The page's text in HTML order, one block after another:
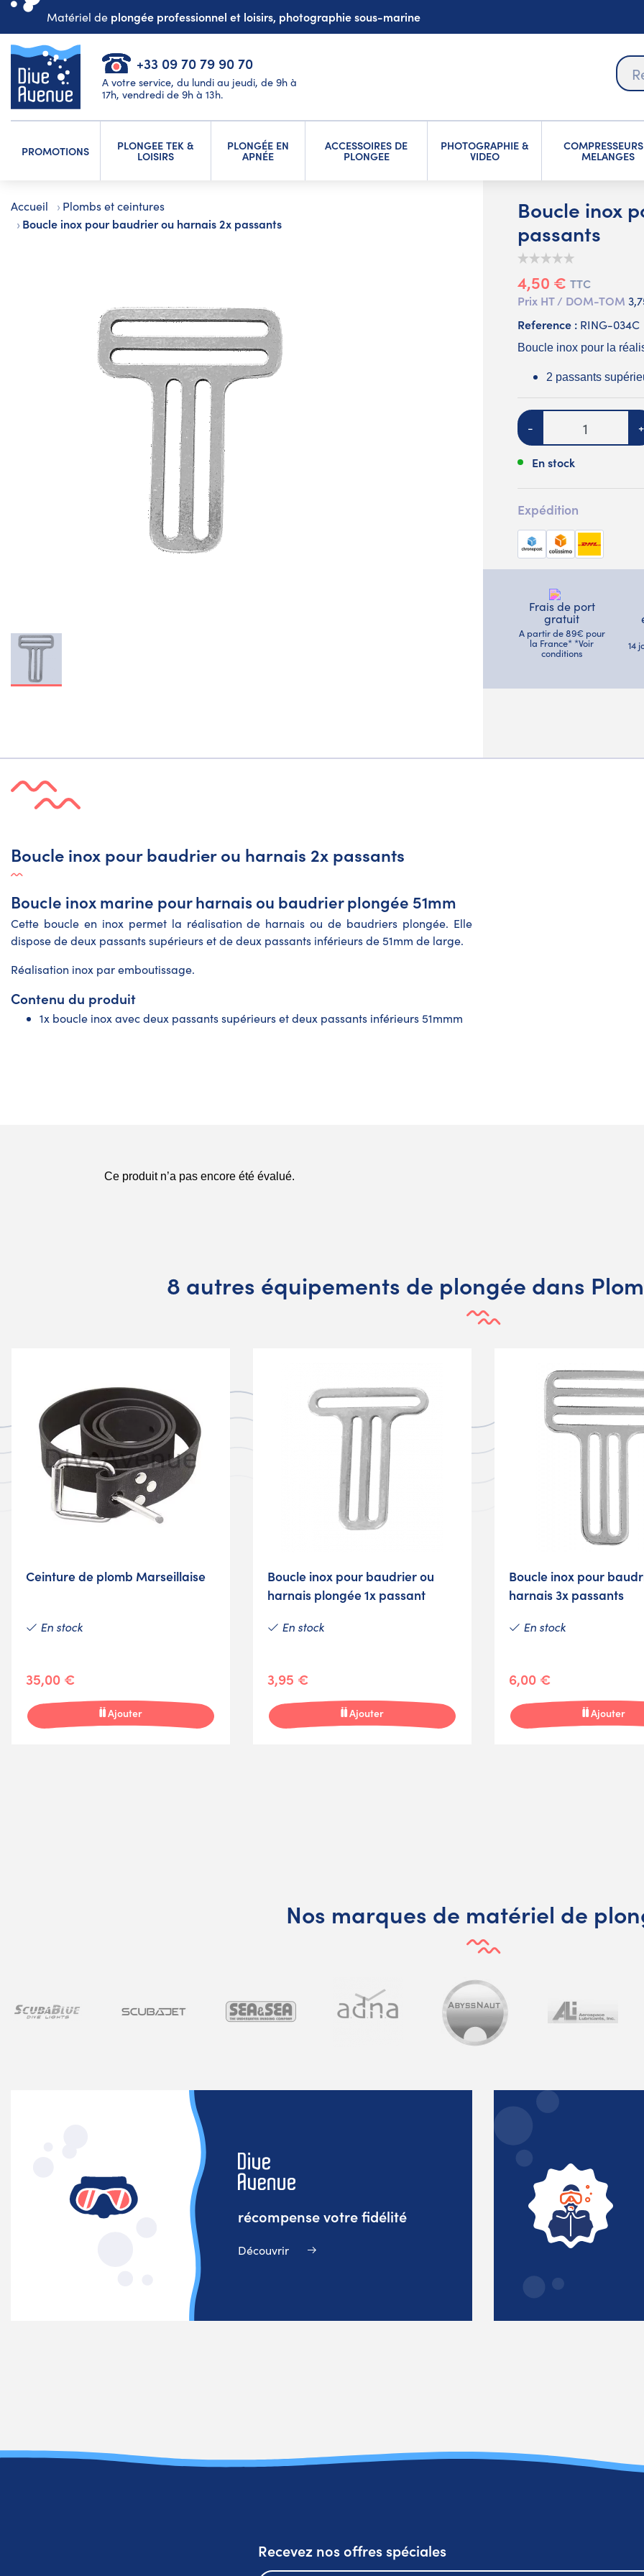
Matériel de plongée professionnel et loisirs, photographie sous-marine
+33 09 70 79 90 70
A votre service, du lundi au jeudi, de 9h à
17h, vendredi de 9h à 13h.
PROMOTIONS PLONGEE TEK &
LOISIRS
PLONGÉE EN
APNÉE
ACCESSOIRES DE
PLONGEE
PHOTOGRAPHIE &
VIDEO MELANGES
Accueil Plombs et ceintures
Boucle inox pour baudrier ou harnais 2x passants
Boucle inox
passants
4,50 € TTC
Prix HT / DOM-TOM
Reference : RING-034C
Boucle inox pour la
2 passants
Quantité
- +
En stock
Expédition
Frais de port
gratuit
A partir de 89€ pour
la France* *Voir
conditions
14
Boucle inox pour baudrier ou harnais 2x passants
Boucle inox marine pour harnais ou baudrier plongée 51mm
Cette boucle en inox permet la réalisation de harnais ou de baudriers plongée. Elle
dispose de deux passants supérieurs et de deux passants inférieurs de 51mm de large.
Réalisation inox par emboutissage.
Contenu du produit
1x boucle inox avec deux passants supérieurs et deux passants inférieurs 51mmm
8 autres équipements de plongée dans
Ceinture de plomb Marseillaise
En stock
35,00 €
Ajouter
Boucle inox pour baudrier ou
harnais plongée 1x passant
En stock
3,95 €
Ajouter
Boucle inox pour
harnais 3x passants
En stock
6,00 €
Ajouter
Nos marques de matériel de
récompense votre fidélité
Découvrir
Recevez nos offres spéciales